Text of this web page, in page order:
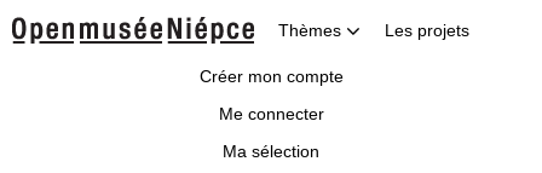
Thèmes Les projets
Créer mon compte
Me connecter
Ma sélection